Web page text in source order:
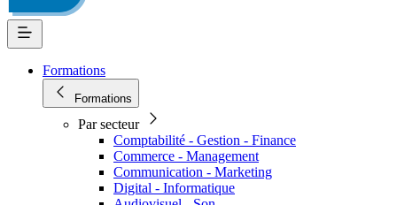
Formations
Formations
Par secteur
Comptabilité - Gestion - Finance
Commerce - Management
Communication - Marketing
Digital - Informatique